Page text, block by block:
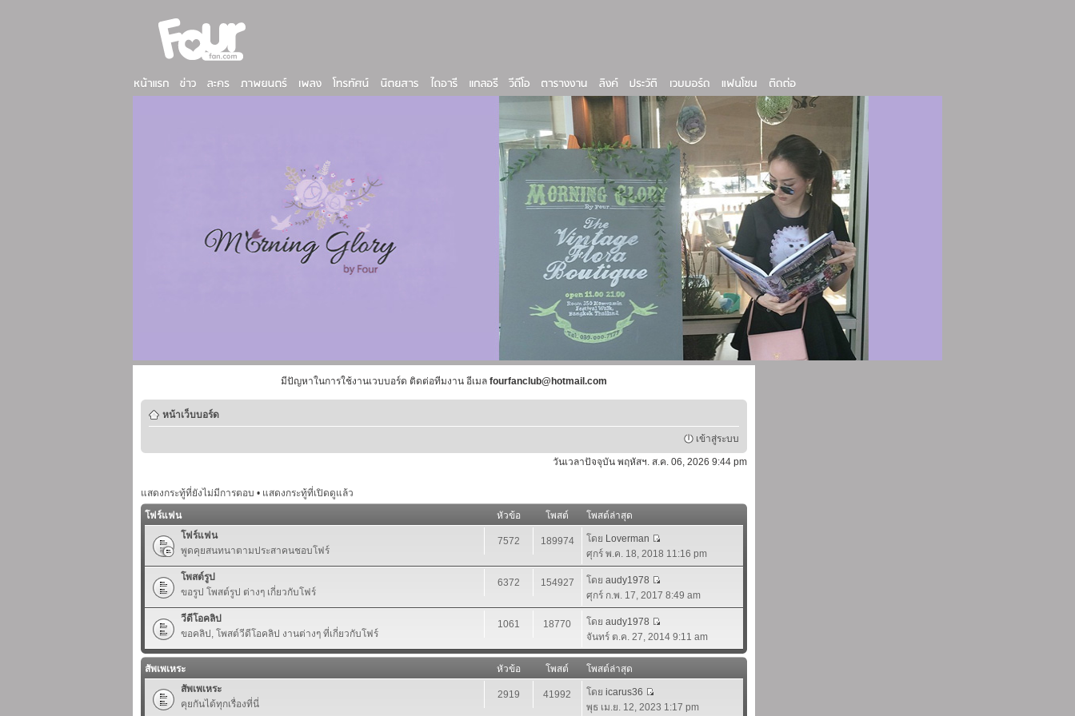
มีปัญหาในการใช้งานเวบบอร์ด ติดต่อทีมงาน อีเมล fourfanclub@hotmail.com
หน้าเว็บบอร์ด
เข้าสู่ระบบ
วันเวลาปัจจุบัน พฤหัสฯ. ส.ค. 06, 2026 9:44 pm
แสดงกระทู้ที่ยังไม่มีการตอบ • แสดงกระทู้ที่เปิดดูแล้ว
โฟร์แฟน
หัวข้อ โพสต์
โพสต์ล่าสุด
โฟร์แฟน
พูดคุยสนทนาตามประสาคนชอบโฟร์
7572 189974 โดย Loverman
ศุกร์ พ.ค. 18, 2018 11:16 pm
โพสต์รูป
ขอรูป โพสต์รูป ต่างๆ เกี่ยวกับโฟร์
6372 154927 โดย audy1978
ศุกร์ ก.พ. 17, 2017 8:49 am
วีดีโอคลิป
ขอคลิป, โพสต์วีดีโอคลิป งานต่างๆ ที่เกี่ยวกับโฟร์
1061 18770 โดย audy1978
จันทร์ ต.ค. 27, 2014 9:11 am
สัพเพเหระ หัวข้อ โพสต์
โพสต์ล่าสุด
สัพเพเหระ
คุยกันได้ทุกเรื่องที่นี่
2919 41992 โดย icarus36
พุธ เม.ย. 12, 2023 1:17 pm